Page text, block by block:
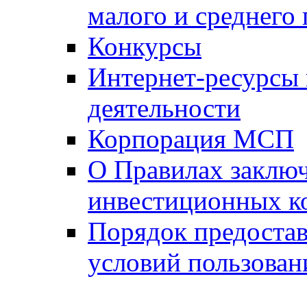
малого и среднего
Конкурсы
Интернет-
деятельности
Корпорация МСП
О Правилах
инвестиционных
Порядок
условий